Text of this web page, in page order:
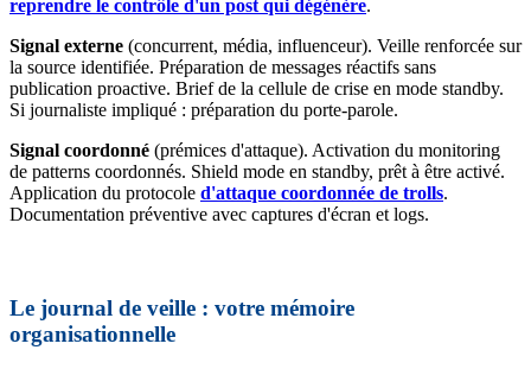
reprendre le contrôle d'un post qui dégénère.
Signal externe (concurrent, média, influenceur). Veille renforcée sur
la source identifiée. Préparation de messages réactifs sans
publication proactive. Brief de la cellule de crise en mode standby.
Si journaliste impliqué : préparation du porte-parole.
Signal coordonné (prémices d'attaque). Activation du monitoring
de patterns coordonnés. Shield mode en standby, prêt à être activé.
Application du protocole d'attaque coordonnée de trolls.
Documentation préventive avec captures d'écran et logs.
Le journal de veille : votre mémoire
organisationnelle